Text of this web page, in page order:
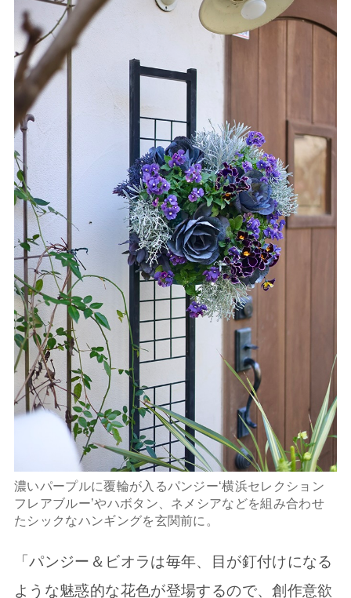
濃いパープルに覆輪が入るパンジー‘横浜セレクション
フレアブルー’やハボタン、ネメシアなどを組み合わせ
たシックなハンギングを玄関前に。
「パンジー＆ビオラは毎年、目が釘付けになる
ような魅惑的な花色が登場するので、創作意欲